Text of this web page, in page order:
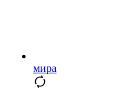
мира